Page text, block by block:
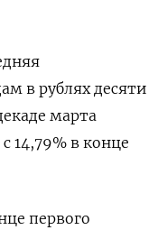
в рублях десяти
марта
14,79% в конце
первого